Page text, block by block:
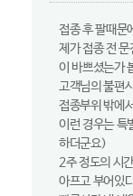
접종 후 팔때문
제가 접종 전
이 바쁘셨는가
고객님의 불편
접종부위 밖에
이런 경우는 특
하더군요)
2주 정도의 시
아프고 부어있